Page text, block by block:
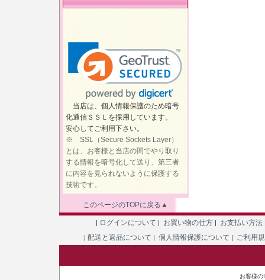
当店は、個人情報保護のため暗号
化通信ＳＳＬを採用しています。
安心してご利用下さい。
※ SSL（Secure Sockets Layer）
とは、お客様と当店の間でやり取り
する情報を暗号化して送り、第三者
に内容を見られないように保護する
技術です。
このページのTOPに戻る▲
| ログインについて | お買い物の仕方 | お支払い方法
| 配送と返品について | 個人情報保護について | ご利用
お客様